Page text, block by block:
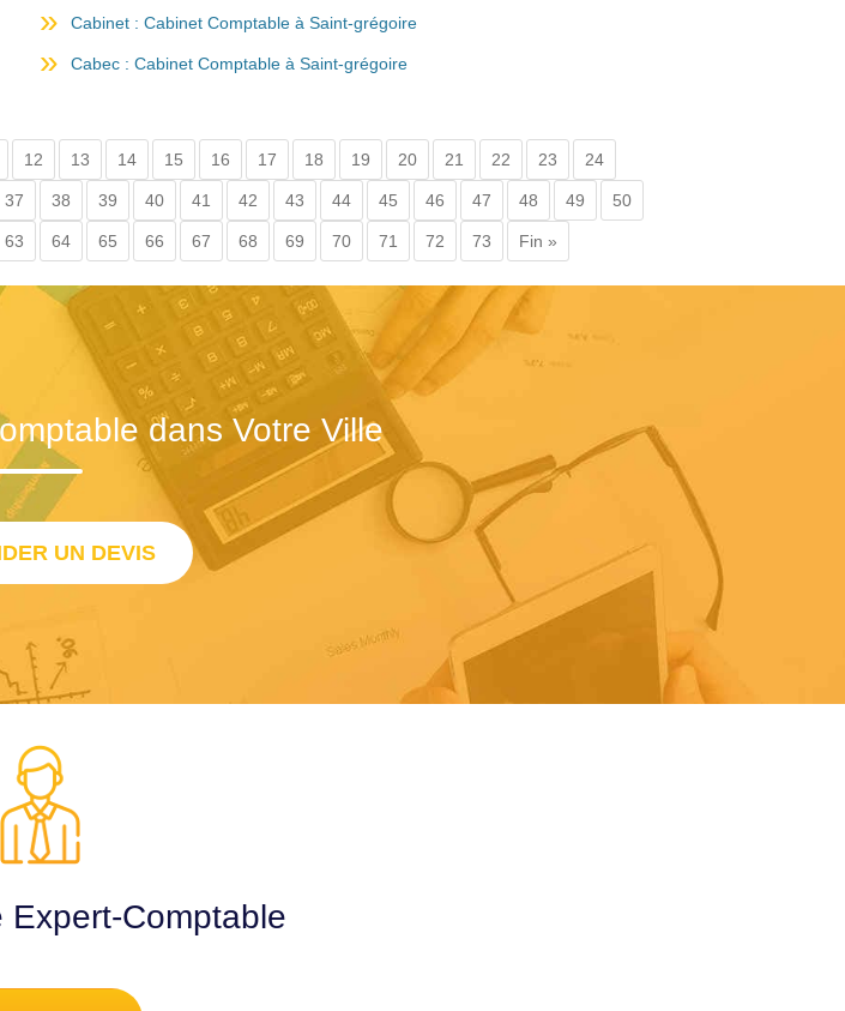
Cabinet : Cabinet Comptable à Saint-grégoire
Cabec : Cabinet Comptable à Saint-grégoire
12 13 14 15 16 17 18 19 20 21 22 23 24
37 38 39 40 41 42 43 44 45 46 47 48 49 50
63 64 65 66 67 68 69 70 71 72 73 Fin »
dans Votre Ville
UN DEVIS
Expert-Comptable